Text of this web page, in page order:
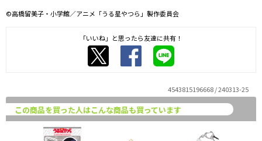
©高橋留美子・小学館／アニメ「うる星やつら」製作委員会
「いいね」と思ったら友達に共有！
4543815196668 / 240313-25
この商品を買った人はこんな商品も買っています